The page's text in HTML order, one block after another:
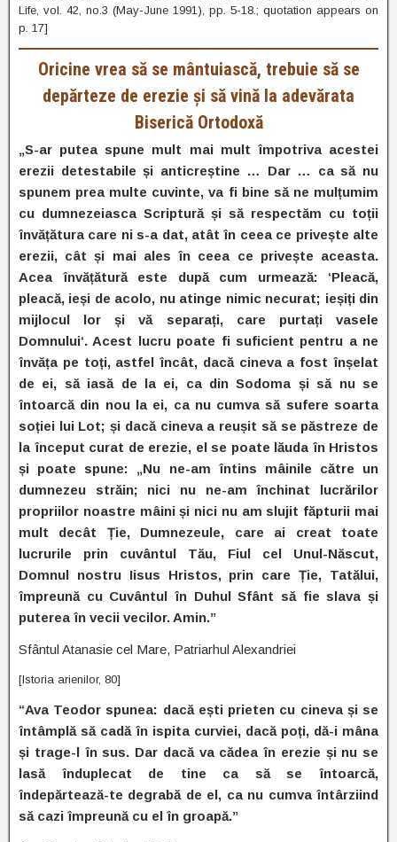
Life, vol. 42, no.3 (May-June 1991), pp. 5-18.; quotation appears on
p. 17]
Oricine vrea să se mântuiască, trebuie să se
depărteze de erezie și să vină la adevărata
Biserică Ortodoxă
„S-ar putea spune mult mai mult împotriva acestei
erezii detestabile și anticreștine … Dar … ca să nu
spunem prea multe cuvinte, va fi bine să ne mulțumim
cu dumnezeiasca Scriptură și să respectăm cu toții
învățătura care ni s-a dat, atât în ​​ceea ce privește alte
erezii, cât și mai ales în ceea ce privește aceasta.
Acea învățătură este după cum urmează: ‘Pleacă,
pleacă, ieși de acolo, nu atinge nimic necurat; ieșiți din
mijlocul lor și vă separați, care purtați vasele
Domnului‘. Acest lucru poate fi suficient pentru a ne
învăța pe toți, astfel încât, dacă cineva a fost înșelat
de ei, să iasă de la ei, ca din Sodoma și să nu se
întoarcă din nou la ei, ca nu cumva să sufere soarta
soției lui Lot; și dacă cineva a reușit să se păstreze de
la început curat de erezie, el se poate lăuda în Hristos
și poate spune: „Nu ne-am întins mâinile către un
dumnezeu străin; nici nu ne-am închinat lucrărilor
propriilor noastre mâini și nici nu am slujit făpturii mai
mult decât Ție, Dumnezeule, care ai creat toate
lucrurile prin cuvântul Tău, Fiul cel Unul-Născut,
Domnul nostru Iisus Hristos, prin care Ție, Tatălui,
împreună cu Cuvântul în Duhul Sfânt să fie slava și
puterea în vecii vecilor. Amin.”
Sfântul Atanasie cel Mare, Patriarhul Alexandriei
[Istoria arienilor, 80]
“Ava Teodor spunea: dacă ești prieten cu cineva și se
întâmplă să cadă în ispita curviei, dacă poți, dă-i mâna
și trage-l în sus. Dar dacă va cădea în erezie și nu se
lasă înduplecat de tine ca să se întoarcă,
îndepărtează-te degrabă de el, ca nu cumva întârziind
să cazi împreună cu el în groapă.”